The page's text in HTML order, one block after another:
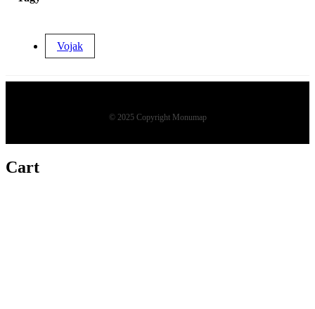
Vojak
© 2025 Copyright Monumap
Cart